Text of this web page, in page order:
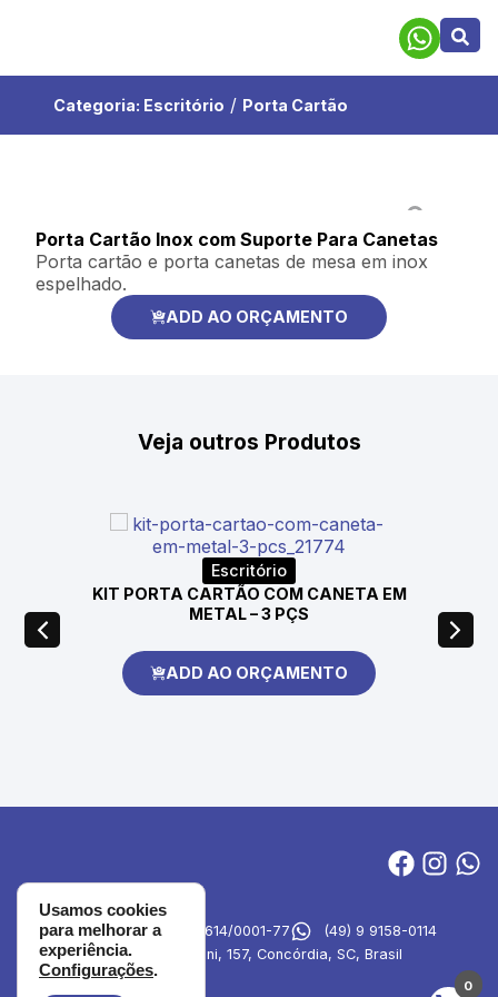
Categoria: Escritório / Porta Cartão
Porta Cartão Inox com Suporte Para Canetas
Porta cartão e porta canetas de mesa em inox
espelhado.
ADD AO ORÇAMENTO
Veja outros Produtos
Escritório
KIT PORTA CARTÃO COM CANETA EM
METAL – 3 PÇS
ADD AO ORÇAMENTO
MVA Brindes27.694.614/0001-77
(49) 9 9158-0114
Rua Emilia Simioni, 157, Concórdia, SC, Brasil
0
Usamos cookies
para melhorar a
experiência.
Configurações.